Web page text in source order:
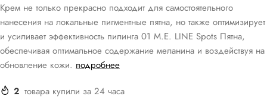
Крем не только прекрасно подходит для самостоятельного
нанесения на локальные пигментные пятна, но также оптимизирует
и усиливает эффективность пилинга 01 M.E. LINE Spots Пятна,
обеспечивая оптимальное содержание меланина и воздействуя на
обновление кожи. подробнее
2 товара купили за 24 часа